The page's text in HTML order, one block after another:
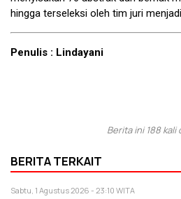
hingga terseleksi oleh tim juri
Penulis : Lindayani
Berita ini 188 kali
BERITA TERKAIT
Sabtu, 1 Agustus 2026 - 23:10 WITA